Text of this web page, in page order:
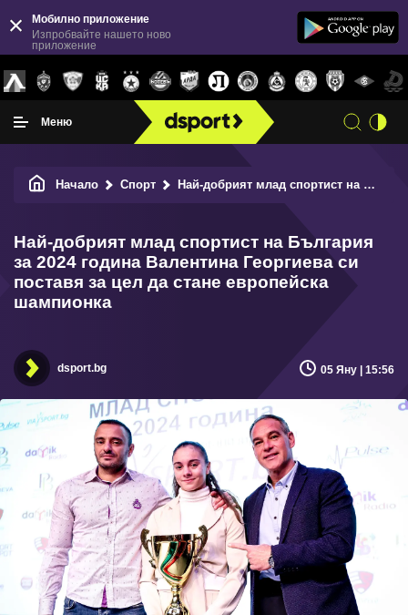
Мобилно приложение
Изпробвайте нашето ново
приложение
Меню
Начало Спорт Най-добрият млад спортист на България за 2024 година Валентина Георгиева си поставя за цел да стане европейска шампионка
Най-добрият млад спортист на България
за 2024 година Валентина Георгиева си
поставя за цел да стане европейска
шампионка
dsport.bg 05 Яну | 15:56